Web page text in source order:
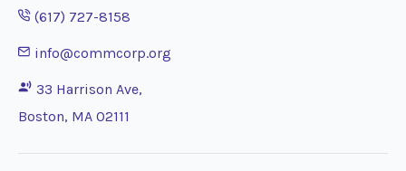
Opens phone application
(617) 727-8158
Opens email application
info@commcorp.org
33 Harrison Ave,
Boston, MA 02111